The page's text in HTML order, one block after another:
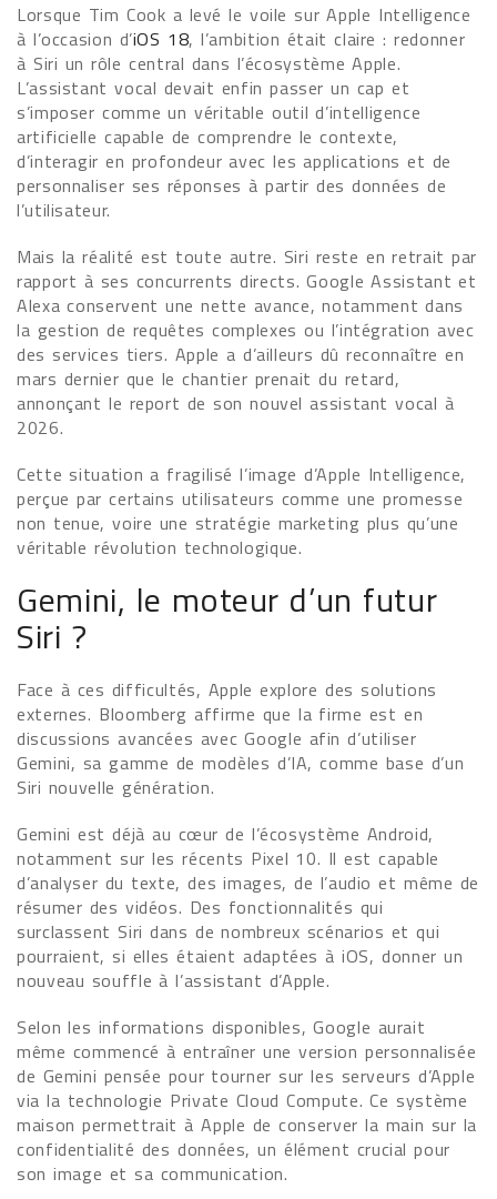
Lorsque Tim Cook a levé le voile sur Apple Intelligence
à l’occasion d’iOS 18, l’ambition était claire : redonner
à Siri un rôle central dans l’écosystème Apple.
L’assistant vocal devait enfin passer un cap et
s’imposer comme un véritable outil d’intelligence
artificielle capable de comprendre le contexte,
d’interagir en profondeur avec les applications et de
personnaliser ses réponses à partir des données de
l’utilisateur.
Mais la réalité est toute autre. Siri reste en retrait par
rapport à ses concurrents directs. Google Assistant et
Alexa conservent une nette avance, notamment dans
la gestion de requêtes complexes ou l’intégration avec
des services tiers. Apple a d’ailleurs dû reconnaître en
mars dernier que le chantier prenait du retard,
annonçant le report de son nouvel assistant vocal à
2026.
Cette situation a fragilisé l’image d’Apple Intelligence,
perçue par certains utilisateurs comme une promesse
non tenue, voire une stratégie marketing plus qu’une
véritable révolution technologique.
Gemini, le moteur d’un futur
Siri ?
Face à ces difficultés, Apple explore des solutions
externes. Bloomberg affirme que la firme est en
discussions avancées avec Google afin d’utiliser
Gemini, sa gamme de modèles d’IA, comme base d’un
Siri nouvelle génération.
Gemini est déjà au cœur de l’écosystème Android,
notamment sur les récents Pixel 10. Il est capable
d’analyser du texte, des images, de l’audio et même de
résumer des vidéos. Des fonctionnalités qui
surclassent Siri dans de nombreux scénarios et qui
pourraient, si elles étaient adaptées à iOS, donner un
nouveau souffle à l’assistant d’Apple.
Selon les informations disponibles, Google aurait
même commencé à entraîner une version personnalisée
de Gemini pensée pour tourner sur les serveurs d’Apple
via la technologie Private Cloud Compute. Ce système
maison permettrait à Apple de conserver la main sur la
confidentialité des données, un élément crucial pour
son image et sa communication.